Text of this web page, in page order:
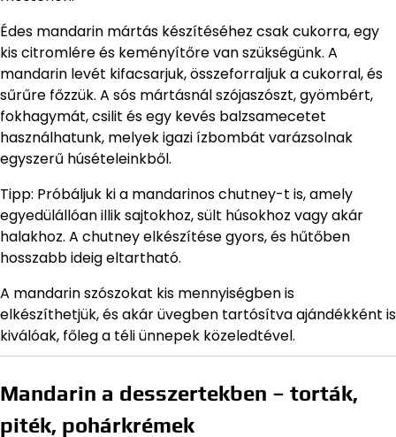
Édes mandarin mártás készítéséhez csak cukorra, egy
kis citromlére és keményítőre van szükségünk. A
mandarin levét kifacsarjuk, összeforraljuk a cukorral, és
sűrűre főzzük. A sós mártásnál szójaszószt, gyömbért,
fokhagymát, csilit és egy kevés balzsamecetet
használhatunk, melyek igazi ízbombát varázsolnak
egyszerű húsételeinkből.
Tipp: Próbáljuk ki a mandarinos chutney-t is, amely
egyedülállóan illik sajtokhoz, sült húsokhoz vagy akár
halakhoz. A chutney elkészítése gyors, és hűtőben
hosszabb ideig eltartható.
A mandarin szószokat kis mennyiségben is
elkészíthetjük, és akár üvegben tartósítva ajándékként is
kiválóak, főleg a téli ünnepek közeledtével.
Mandarin a desszertekben – torták,
piték, pohárkrémek